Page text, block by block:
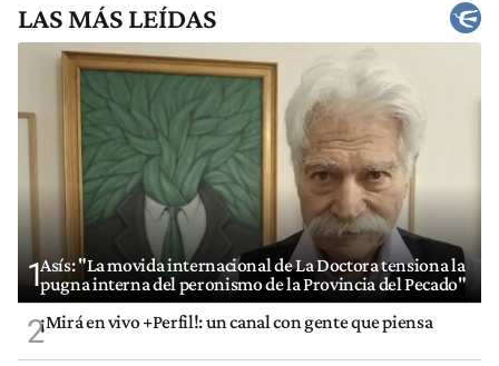
LAS MÁS LEÍDAS
1Asís: "La movida internacional de La Doctora tensiona la
pugna interna del peronismo de la Provincia del Pecado"
2¡Mirá en vivo +Perfil!: un canal con gente que piensa